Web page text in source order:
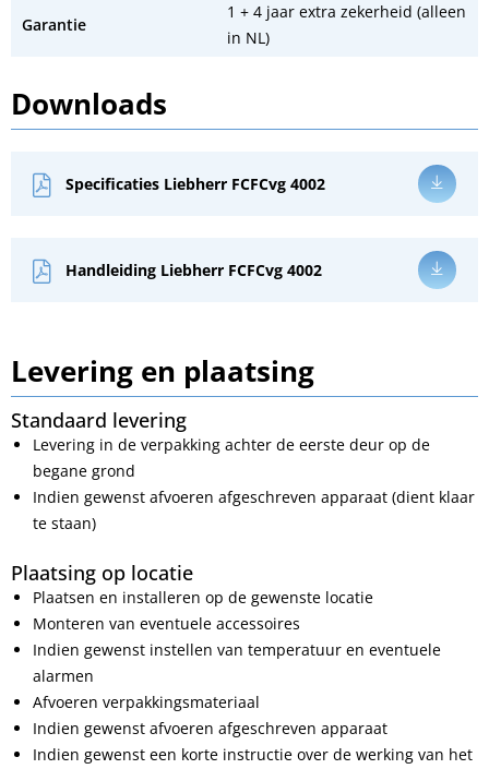
Garantie
1 + 4 jaar extra zekerheid (alleen
in NL)
Downloads
Specificaties Liebherr FCFCvg 4002
Handleiding Liebherr FCFCvg 4002
Levering en plaatsing
Standaard levering
Levering in de verpakking achter de eerste deur op de
begane grond
Indien gewenst afvoeren afgeschreven apparaat (dient klaar
te staan)
Plaatsing op locatie
Plaatsen en installeren op de gewenste locatie
Monteren van eventuele accessoires
Indien gewenst instellen van temperatuur en eventuele
alarmen
Afvoeren verpakkingsmateriaal
Indien gewenst afvoeren afgeschreven apparaat
Indien gewenst een korte instructie over de werking van het